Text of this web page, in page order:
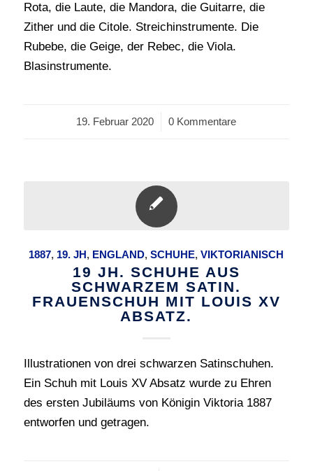
Rota, die Laute, die Mandora, die Guitarre, die
Zither und die Citole. Streichinstrumente. Die
Rubebe, die Geige, der Rebec, die Viola.
Blasinstrumente.
19. Februar 2020
/ 0 Kommentare
1887, 19. JH, ENGLAND,SCHUHE,VIKTORIANISCH
19 JH. SCHUHE AUS
SCHWARZEM SATIN.
FRAUENSCHUH MIT LOUIS XV
ABSATZ.
Illustrationen von drei schwarzen Satinschuhen.
Ein Schuh mit Louis XV Absatz wurde zu Ehren
des ersten Jubiläums von Königin Viktoria 1887
entworfen und getragen.